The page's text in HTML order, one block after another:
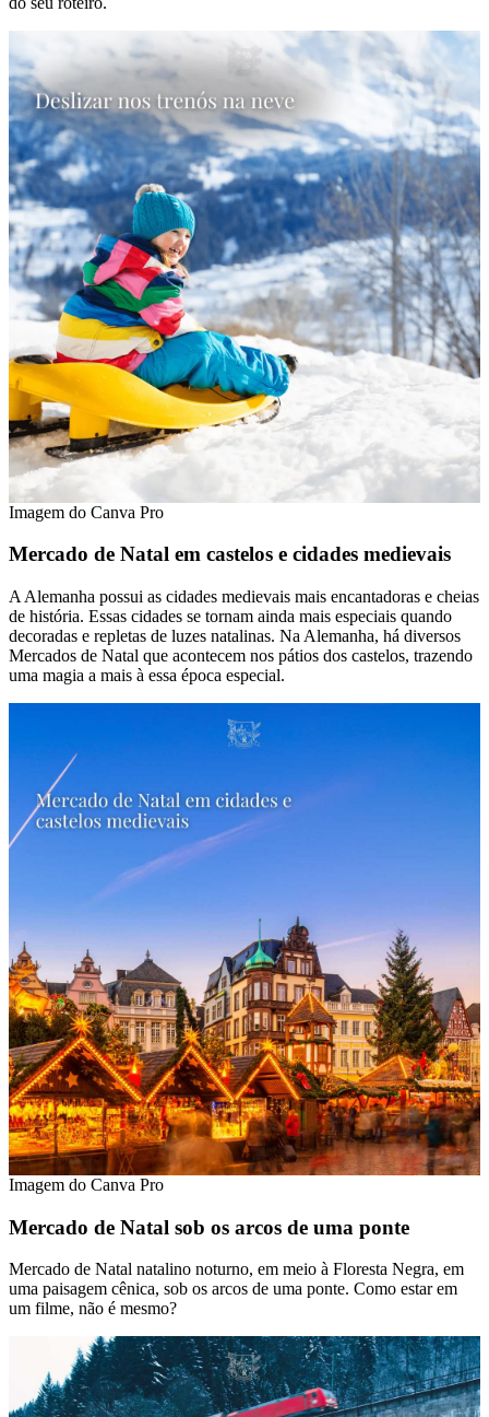
Imagem do Canva Pro
Mercado de Natal em castelos e cidades medievais
A Alemanha possui as cidades medievais mais encantadoras e cheias
de história. Essas cidades se tornam ainda mais especiais quando
decoradas e repletas de luzes natalinas. Na Alemanha, há diversos
Mercados de Natal que acontecem nos pátios dos castelos, trazendo
uma magia a mais à essa época especial.
Imagem do Canva Pro
Mercado de Natal sob os arcos de uma ponte
Mercado de Natal natalino noturno, em meio à Floresta Negra, em
uma paisagem cênica, sob os arcos de uma ponte. Como estar em
um filme, não é mesmo?